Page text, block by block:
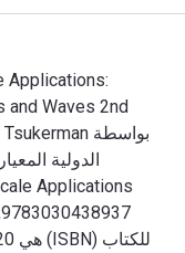
Applications:
الدولية